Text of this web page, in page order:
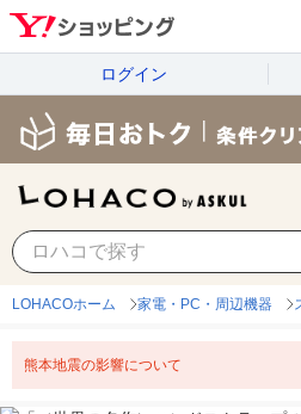
ログイン
LOHACOホーム 家電・PC・周辺機器
熊本地震の影響について